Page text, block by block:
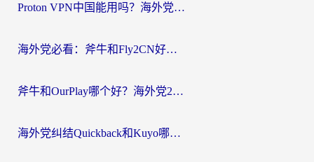
Proton VPN中国能用吗？海外党选回国加速器的避坑指南（附番茄加速器实测）
海外党必看：斧牛和Fly2CN好用吗？3招教你选对回国加速器（附免费试用攻略）
斧牛和OurPlay哪个好？海外党2026亲测：选对加速器，国内资源秒加载
海外党纠结Quickback和Kuyo哪个好？选对回国加速器才能无缝刷国内资源